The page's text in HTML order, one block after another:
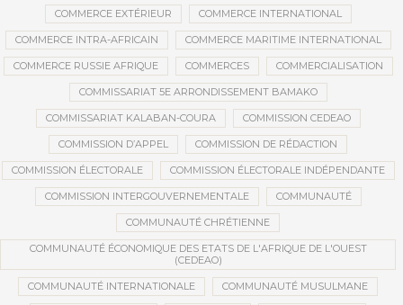
COMMERCE EXTÉRIEUR COMMERCE INTERNATIONAL
COMMERCE INTRA-AFRICAIN COMMERCE MARITIME INTERNATIONAL
COMMERCE RUSSIE AFRIQUE COMMERCES COMMERCIALISATION
COMMISSARIAT 5E ARRONDISSEMENT BAMAKO
COMMISSARIAT KALABAN-COURA COMMISSION CEDEAO
COMMISSION D’APPEL COMMISSION DE RÉDACTION
COMMISSION ÉLECTORALE COMMISSION ÉLECTORALE INDÉPENDANTE
COMMISSION INTERGOUVERNEMENTALE COMMUNAUTÉ
COMMUNAUTÉ CHRÉTIENNE
COMMUNAUTÉ ÉCONOMIQUE DES ETATS DE L'AFRIQUE DE L'OUEST
(CEDEAO)
COMMUNAUTÉ INTERNATIONALE COMMUNAUTÉ MUSULMANE